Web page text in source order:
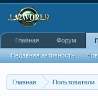
Главная Пользователи
Главная Форум
Недавняя активность